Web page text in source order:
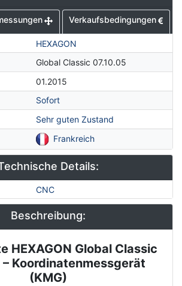
Verkaufsbedingungen
HEXAGON
Global Classic 07.10.05
01.2015
Sofort
Sehr guten Zustand
Frankreich
Details:
CNC
Beschreibung:
HEXAGON Global Classic
– Koordinatenmessgerät
(KMG)